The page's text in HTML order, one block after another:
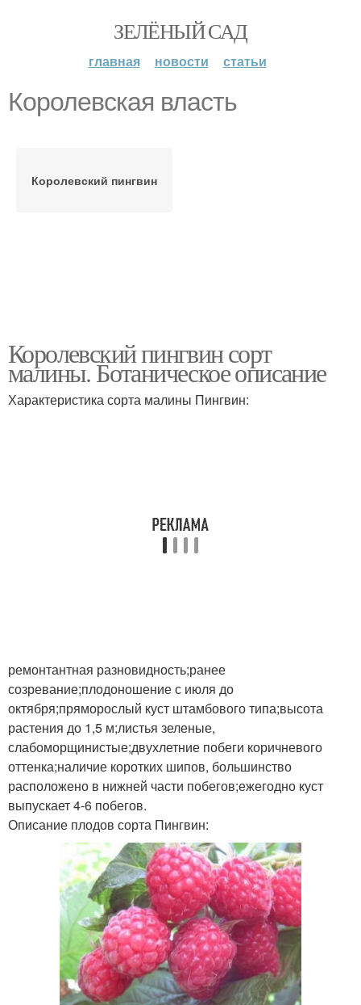
ЗЕЛЁНЫЙ САД
главная новости статьи
Королевская власть
Королевский пингвин
Королевский пингвин сорт
малины. Ботаническое описание
Характеристика сорта малины Пингвин:
ремонтантная разновидность;ранее
созревание;плодоношение с июля до
октября;пряморослый куст штамбового типа;высота
растения до 1,5 м;листья зеленые,
слабоморщинистые;двухлетние побеги коричневого
оттенка;наличие коротких шипов, большинство
расположено в нижней части побегов;ежегодно куст
выпускает 4-6 побегов.
Описание плодов сорта Пингвин: